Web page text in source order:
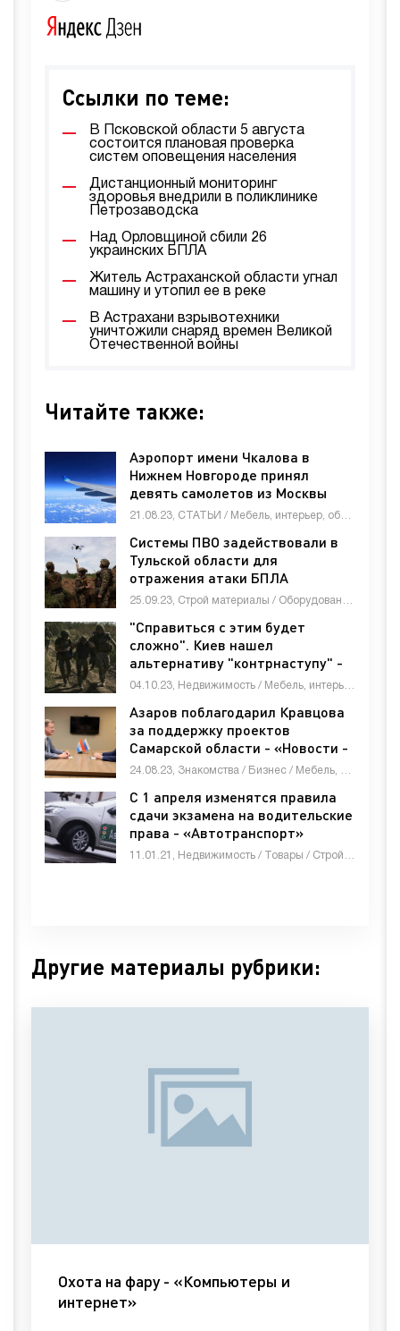
Ссылки по теме:
В Псковской области 5 августа
состоится плановая проверка
систем оповещения населения
Дистанционный мониторинг
здоровья внедрили в поликлинике
Петрозаводска
Над Орловщиной сбили 26
украинских БПЛА
Житель Астраханской области угнал
машину и утопил ее в реке
В Астрахани взрывотехники
уничтожили снаряд времен Великой
Отечественной войны
Читайте также:
Аэропорт имени Чкалова в
Нижнем Новгороде принял
девять самолетов из Москвы
Системы ПВО задействовали в
Тульской области для
отражения атаки БПЛА
"Справиться с этим будет
сложно". Киев нашел
альтернативу "контрнаступу" -
«Новости - строительства»
Азаров поблагодарил Кравцова
за поддержку проектов
Самарской области - «Новости -
строительства»
С 1 апреля изменятся правила
сдачи экзамена на водительские
права - «Автотранспорт»
Другие материалы рубрики:
Охота на фару - «Компьютеры и
интернет»